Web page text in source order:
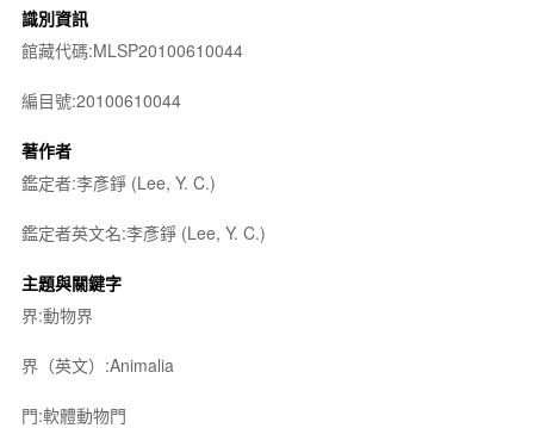
識別資訊
館藏代碼:MLSP20100610044
編目號:20100610044
著作者
鑑定者:李彥錚 (Lee, Y. C.)
鑑定者英文名:李彥錚 (Lee, Y. C.)
主題與關鍵字
界:動物界
界（英文）:Animalia
門:軟體動物門